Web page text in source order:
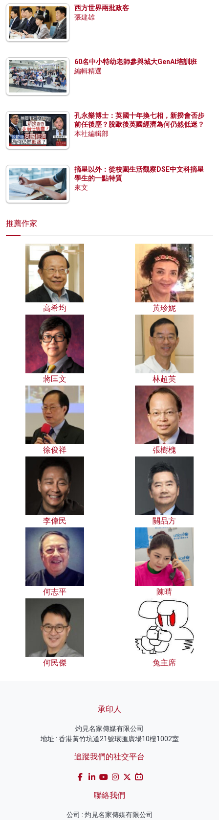
西方世界兩批政客
張建雄
60名中小特幼老師參與城大GenAI培訓班
編輯精選
孔永樂博士：英國十年換七相，新揆會否步
前任後塵？脫歐後英國經濟為何仍然低迷？
本社編輯部
摘星以外：從校園生活觀察DSE中文科摘星
學生的一點特質
來文
推薦作家
高希均 黃珍妮
蔣匡文 林超英
徐俊祥 張樹槐
李偉民 關品方
何志平 陳晴
何民傑 兔主席
承印人
灼見名家傳媒有限公司
地址 : 香港黃竹坑道21號環匯廣場10樓1002室
追蹤我們的社交平台
聯絡我們
公司 : 灼見名家傳媒有限公司